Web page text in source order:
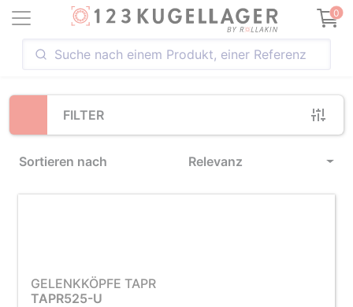
0
FILTER
Sortieren nach Relevanz
Loading...
GELENKKÖPFE TAPR
TAPR525-U